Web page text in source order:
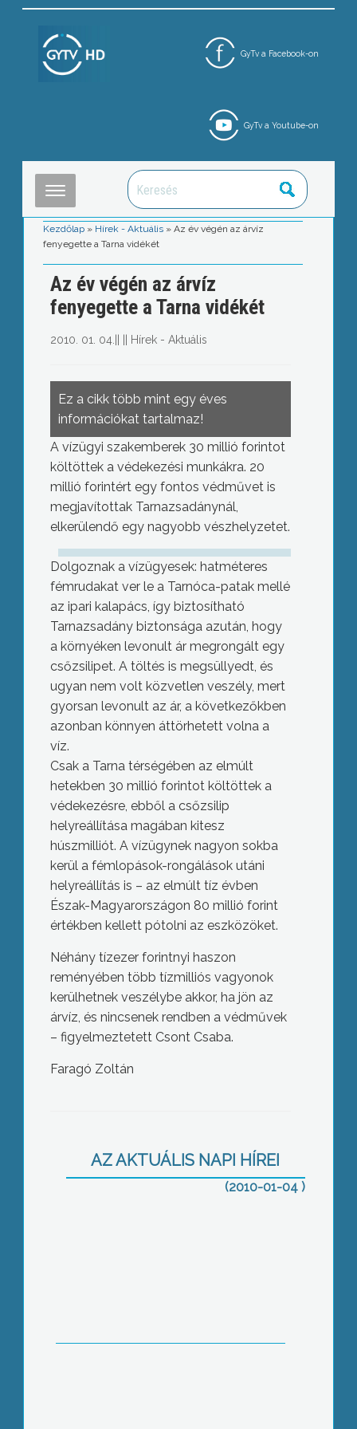
GyTv a Facebook-on
GyTv a Youtube-on
Kezdőlap » Hírek - Aktuális »Az év végén az árvíz
fenyegette a Tarna vidékét
Az év végén az árvíz
fenyegette a Tarna vidékét
2010. 01. 04. Hírek - Aktuális
Ez a cikk több mint egy éves
információkat tartalmaz!
A vízügyi szakemberek 30 millió forintot
költöttek a védekezési munkákra. 20
millió forintért egy fontos védművet is
megjavítottak Tarnazsadánynál,
elkerülendő egy nagyobb vészhelyzetet.
Dolgoznak a vízügyesek: hatméteres
fémrudakat ver le a Tarnóca-patak mellé
az ipari kalapács, így biztosítható
Tarnazsadány biztonsága azután, hogy
a környéken levonult ár megrongált egy
csőzsilipet. A töltés is megsüllyedt, és
ugyan nem volt közvetlen veszély, mert
gyorsan levonult az ár, a következőkben
azonban könnyen áttörhetett volna a
víz.
Csak a Tarna térségében az elmúlt
hetekben 30 millió forintot költöttek a
védekezésre, ebből a csőzsilip
helyreállítása magában kitesz
húszmilliót. A vízügynek nagyon sokba
kerül a fémlopások-rongálások utáni
helyreállítás is – az elmúlt tíz évben
Észak-Magyarországon 80 millió forint
értékben kellett pótolni az eszközöket.
Néhány tízezer forintnyi haszon
reményében több tízmilliós vagyonok
kerülhetnek veszélybe akkor, ha jön az
árvíz, és nincsenek rendben a védművek
– figyelmeztetett Csont Csaba.
Faragó Zoltán
AZ AKTUÁLIS NAPI HÍREI
(2010-01-04 )